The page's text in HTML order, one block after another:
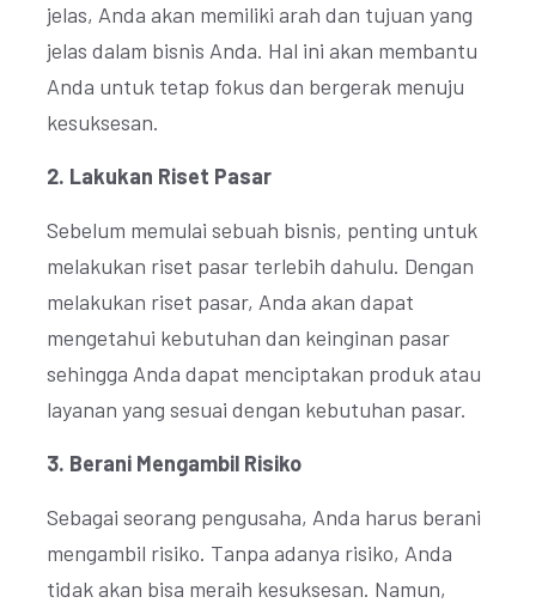
jelas, Anda akan memiliki arah dan tujuan yang
jelas dalam bisnis Anda. Hal ini akan membantu
Anda untuk tetap fokus dan bergerak menuju
kesuksesan.
2. Lakukan Riset Pasar
Sebelum memulai sebuah bisnis, penting untuk
melakukan riset pasar terlebih dahulu. Dengan
melakukan riset pasar, Anda akan dapat
mengetahui kebutuhan dan keinginan pasar
sehingga Anda dapat menciptakan produk atau
layanan yang sesuai dengan kebutuhan pasar.
3. Berani Mengambil Risiko
Sebagai seorang pengusaha, Anda harus berani
mengambil risiko. Tanpa adanya risiko, Anda
tidak akan bisa meraih kesuksesan. Namun,